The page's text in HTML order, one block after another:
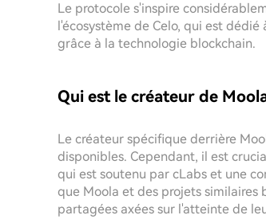
Le protocole s'inspire
l'écosystème de Celo, qui est
grâce à la technologie blockchain.
Qui est le créateur de
Le créateur spécifique derrière
disponibles. Cependant, il est
qui est soutenu par cLabs et une
que Moola et des projets similaires
partagées axées sur l'atteinte de